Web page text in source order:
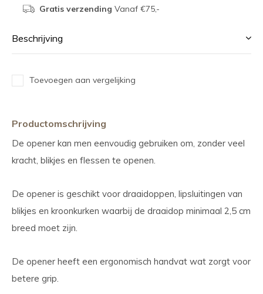
Gratis verzending Vanaf €75,-
Beschrijving
Toevoegen aan vergelijking
Productomschrijving
De opener kan men eenvoudig gebruiken om, zonder veel
kracht, blikjes en flessen te openen.
De opener is geschikt voor draaidoppen, lipsluitingen van
blikjes en kroonkurken waarbij de draaidop minimaal 2,5 cm
breed moet zijn.
De opener heeft een ergonomisch handvat wat zorgt voor
betere grip.